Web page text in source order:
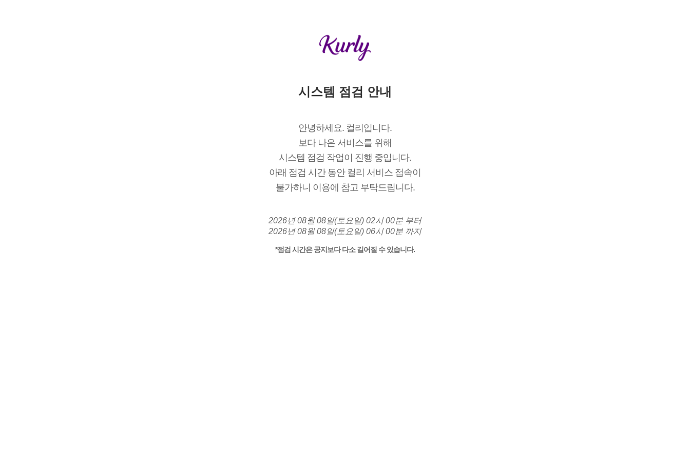
시스템 점검 안내
안녕하세요. 컬리입니다.
보다 나은 서비스를 위해
시스템 점검 작업이 진행 중입니다.
아래 점검 시간 동안 컬리 서비스 접속이
불가하니 이용에 참고 부탁드립니다.
2026년 08월 08일(토요일) 02시 00분 부터
2026년 08월 08일(토요일) 06시 00분 까지
*점검 시간은 공지보다 다소 길어질 수 있습니다.